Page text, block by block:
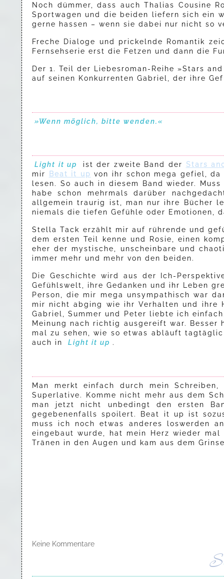
Noch dümmer, dass auch Thalias Cousine
Sportwagen und die beiden liefern sich ein
gerne hassen – wenn sie dabei nur nicht so
Freche Dialoge und prickelnde Romantik
Fernsehserie erst die Fetzen und dann die
Der 1. Teil der Liebesroman-Reihe »Stars
auf seinen Konkurrenten Gabriel, der ihre
»Wenn möglich, bitte wenden.«
Light it up ist der zweite Band der Stars
mir
Beat it up von ihr schon mega gefiel,
lesen. So auch in diesem Band wieder.
habe schon mehrmals darüber
allgemein traurig ist, man nur ihre Bücher
niemals die tiefen Gefühle oder Emotionen,
Stella Tack erzählt mir auf rührende und
dem ersten Teil kenne und Rosie, einen
eher der mystische, unscheinbare und
immer mehr und mehr von den beiden.
Die Geschichte wird aus der Ich-
Gefühlswelt, ihre Gedanken und ihr Leben
Person, die mir mega unsympathisch war
mir nicht abging wie ihr Verhalten und ihre
Gabriel, Summer und Peter liebte ich
Meinung nach richtig ausgereift war.
mal zu sehen, wie so etwas abläuft
auch in
Light it up .
Man merkt einfach durch mein
Superlative. Komme nicht mehr aus dem
man jetzt nicht unbedingt den ersten
gegebenenfalls spoilert. Beat it up ist
muss ich noch etwas anderes loswerden
eingebaut wurde, hat mein Herz wieder
Tränen in den Augen und kam aus dem
Keine Kommentare
S